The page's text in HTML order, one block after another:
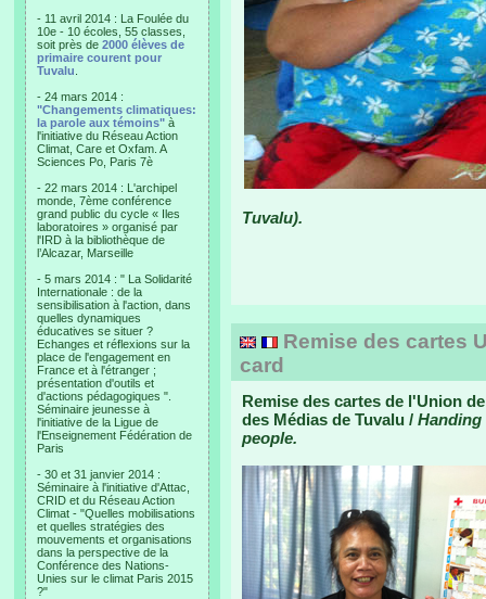
- 11 avril 2014 : La Foulée du
10e - 10 écoles, 55 classes,
soit près de 2000 élèves de
primaire courent pour
Tuvalu
- 24 mars 2014 :
"Changements climatiques:
la parole aux témoins" à
l'initiative du Réseau Action
Climat, Care et Oxfam. A
Sciences Po, Paris 7è
- 22 mars 2014 : L'archipel
monde, 7ème conférence
grand public du cycle « Iles
laboratoires » organisé par
l'IRD à la bibliothèque de
l’Alcazar, Marseille
- 5 mars 2014 : " La Solidarité
Internationale : de la
sensibilisation à l'action, dans
quelles dynamiques
éducatives se situer ?
Echanges et réflexions sur la
place de l'engagement en
France et à l'étranger ;
présentation d'outils et
d'actions pédagogiques ".
Séminaire jeunesse à
l'initiative de la Ligue de
l'Enseignement Fédération de
Paris
- 30 et 31 janvier 2014 :
Séminaire à l'initiative d'Attac,
CRID et du Réseau Action
Climat - "Quelles mobilisations
et quelles stratégies des
mouvements et organisations
dans la perspective de la
Conférence des Nations-
Unies sur le climat Paris 2015
?"
Tuvalu).
Remise des cartes
card
Remise des cartes de l'Union
des Médias de Tuvalu / Handing
people.